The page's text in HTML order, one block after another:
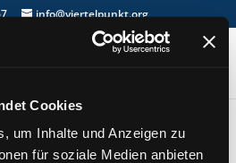
Cookies
um Inhalte und Anzeigen zu
für soziale Medien anbieten
info@viertelpunkt.org